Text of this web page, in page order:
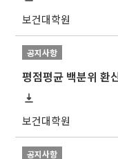
보건대학원
공지사항
평점평균 백분위 환
보건대학원
공지사항